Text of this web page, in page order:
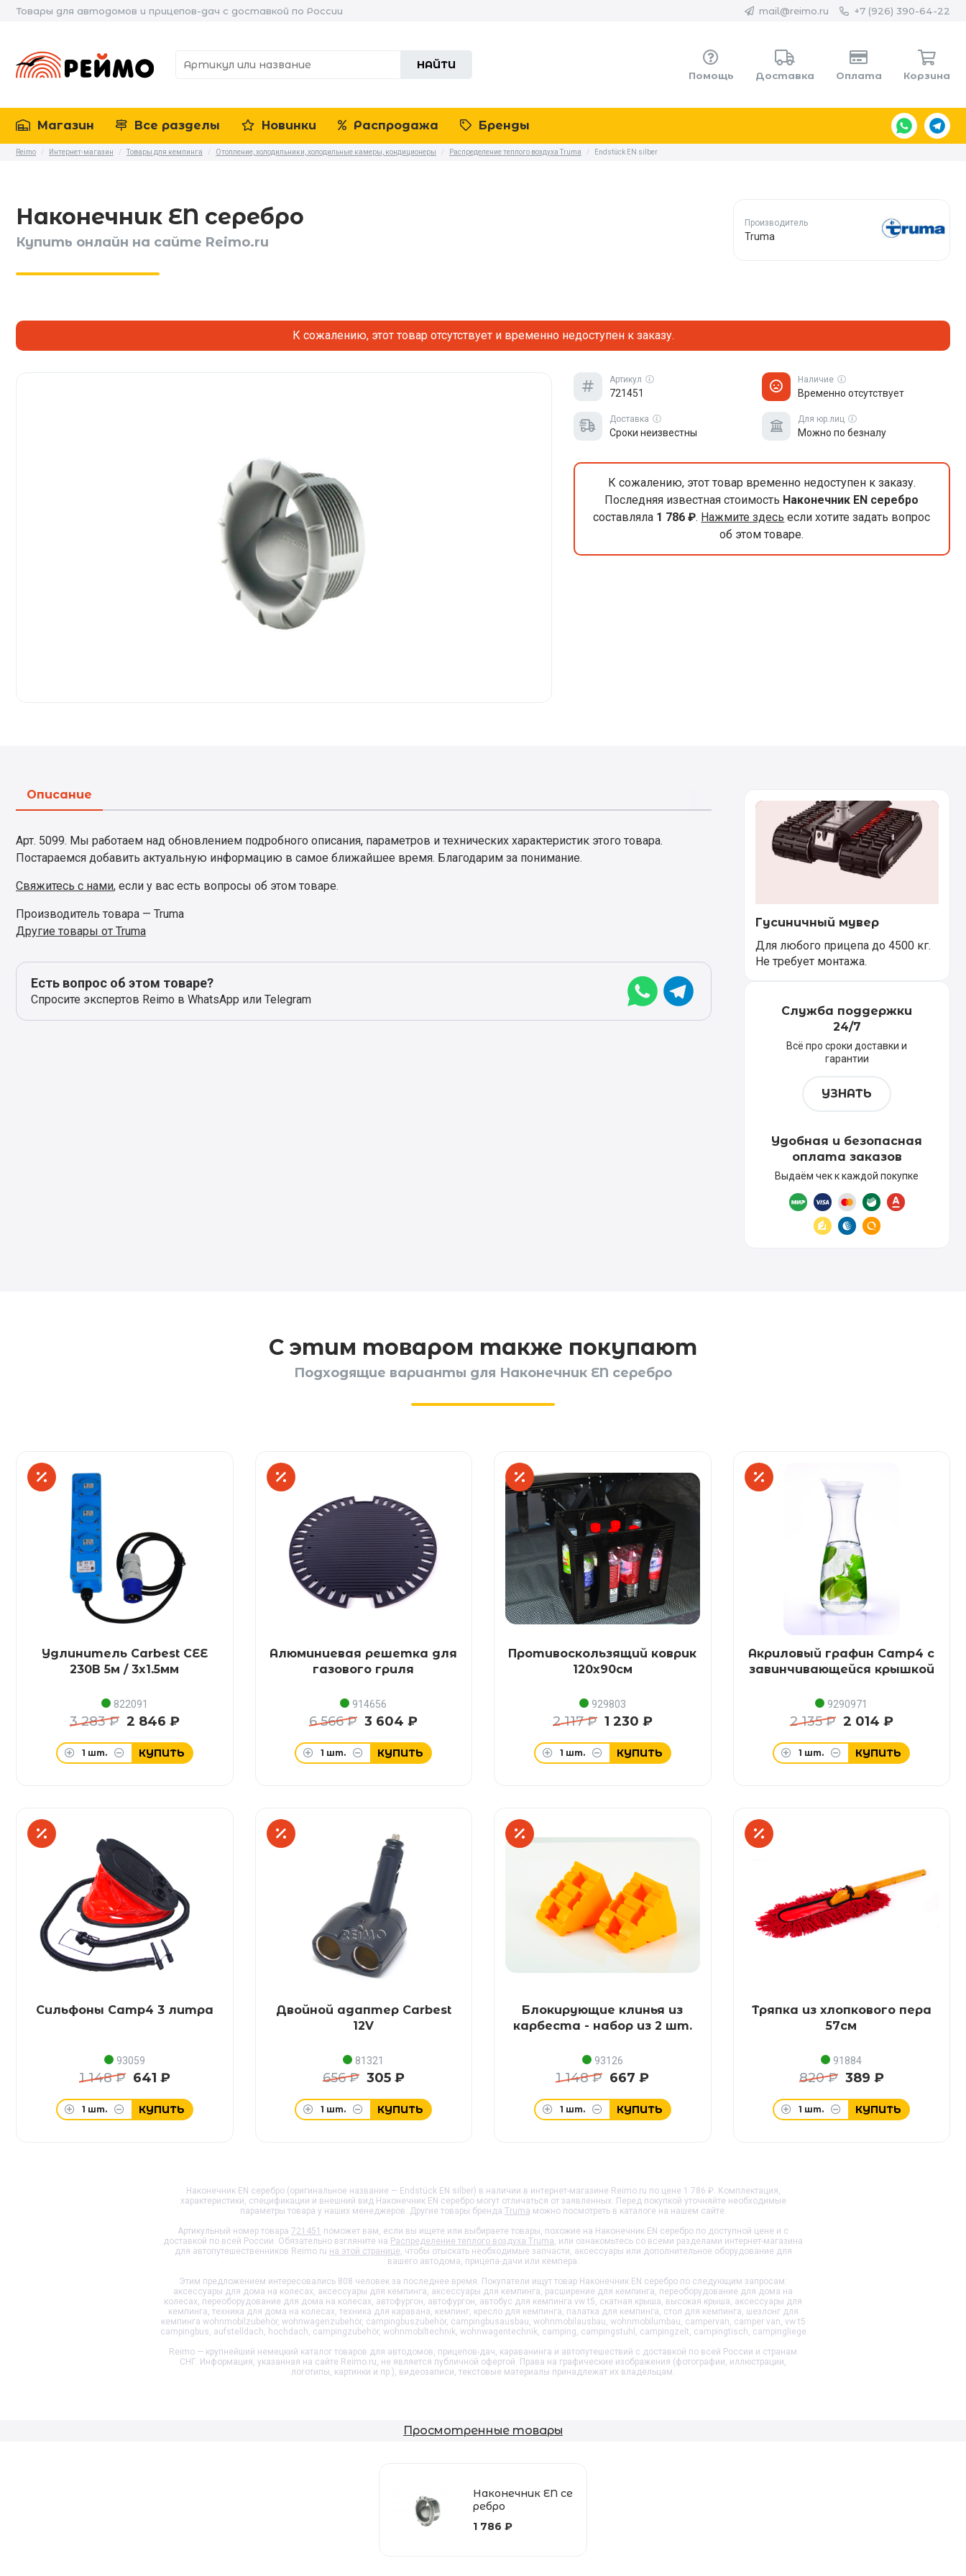
Товары для автодомов и прицепов-дач с доставкой по России mail@reimo.ru +7 (926) 390-64-22
НАЙТИ
Помощь Доставка Оплата Корзина
Магазин Все разделы Новинки Распродажа Бренды
Reimo / Интернет-магазин / Товары для кемпинга / Отопление, холодильники, холодильные камеры, кондиционеры / Распределение теплого воздуха Truma / Endstück EN silber
Наконечник EN серебро
Купить онлайн на сайте Reimo.ru
Производитель
Truma
К сожалению, этот товар отсутствует и временно недоступен к заказу.
Артикул
721451
Наличие
Временно отсутствует
Доставка
Сроки неизвестны
Для юр.лиц
Можно по безналу
К сожалению, этот товар временно недоступен к заказу.
Последняя известная стоимость Наконечник EN серебро
составляла 1 786 ₽. Нажмите здесь если хотите задать вопрос
об этом товаре.
Описание
Арт. 5099. Мы работаем над обновлением подробного описания, параметров и технических характеристик этого товара.
Постараемся добавить актуальную информацию в самое ближайшее время. Благодарим за понимание.
Свяжитесь с нами, если у вас есть вопросы об этом товаре.
Производитель товара — Truma
Другие товары от Truma
Есть вопрос об этом товаре?
Спросите экспертов Reimo в WhatsApp или Telegram
Гусиничный мувер
Для любого прицепа до 4500 кг.
Не требует монтажа.
Служба поддержки
24/7
Всё про сроки доставки и
гарантии
УЗНАТЬ
Удобная и безопасная
оплата заказов
Выдаём чек к каждой покупке
С этим товаром также покупают
Подходящие варианты для Наконечник EN серебро
Удлинитель Carbest CEE
230В 5м / 3x1.5мм
822091
3 283 ₽ 2 846 ₽
1 шт. КУПИТЬ
Алюминиевая решетка для
газового гриля
914656
6 566 ₽ 3 604 ₽
1 шт. КУПИТЬ
Противоскользящий коврик
120x90см
929803
2 117 ₽ 1 230 ₽
1 шт. КУПИТЬ
Акриловый графин Camp4 с
завинчивающейся крышкой
9290971
2 135 ₽ 2 014 ₽
1 шт. КУПИТЬ
Сильфоны Camp4 3 литра
93059
1 148 ₽ 641 ₽
1 шт. КУПИТЬ
Двойной адаптер Carbest
12V
81321
656 ₽ 305 ₽
1 шт. КУПИТЬ
Блокирующие клинья из
карбеста - набор из 2 шт.
93126
1 148 ₽ 667 ₽
1 шт. КУПИТЬ
Тряпка из хлопкового пера
57см
91884
820 ₽ 389 ₽
1 шт. КУПИТЬ
Наконечник EN серебро (оригинальное название — Endstück EN silber) в наличии в интернет-магазине Reimo.ru по цене 1 786 ₽. Комплектация,
характеристики, спецификации и внешний вид Наконечник EN серебромогут отличаться от заявленных. Перед покупкой уточняйте необходимые
параметры товара у наших менеджеров. Другие товары бренда Truma можно посмотреть в каталоге на нашем сайте.
Артикульный номер товара 721451 поможет вам, если вы ищете или выбираете товары, похожие на Наконечник EN серебро по доступной цене и с
доставкой по всей России. Обязательно взгляните на Распределение теплого воздуха Truma , или ознакомьтесь со всеми разделами интернет-магазина
для автопутешественников Reimo.ru на этой странице , чтобы отыскать необходимые запчасти, аксессуары или дополнительное оборудование для
вашего автодома, прицепа-дачи или кемпера.
Этим предложением интересовались 808 человек за последнее время. Покупатели ищут товар Наконечник EN серебро по следующим запросам:
аксессуары для дома на колесах, аксессуары для кемпинга, аксессуары для кемпинга, расширение для кемпинга, переоборудование для дома на
колесах, переоборудование для дома на колесах, автофургон, автофургон, автобус для кемпинга vw t5, скатная крыша, высокая крыша, аксессуары для
кемпинга, техника для дома на колесах, техника для каравана, кемпинг, кресло для кемпинга, палатка для кемпинга, стол для кемпинга, шезлонг для
кемпинга wohnmobilzubehör, wohnwagenzubehör, campingbuszubehör, campingbusausbau, wohnmobilausbau, wohnmobilumbau, campervan, camper van, vw t5
campingbus, aufstelldach, hochdach, campingzubehör, wohnmobiltechnik, wohnwagentechnik, camping, campingstuhl, campingzelt, campingtisch, campingliege
Reimo — крупнейший немецкий каталог товаров для автодомов, прицепов-дач, караванинга и автопутешествий с доставкой по всей России и странам
СНГ. Информация, указанная на сайте Reimo.ru, не является публичной офертой. Права на графические изображения (фотографии, иллюстрации,
логотипы, картинки и пр.), видеозаписи, текстовые материалы принадлежат их владельцам.
Просмотренные товары
Наконечник EN се
ребро
1 786 ₽